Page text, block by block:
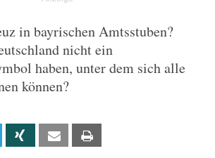
in bayrischen Amtsstuben?
nicht ein
haben, unter dem sich alle
können?
Linkedin Xing Email